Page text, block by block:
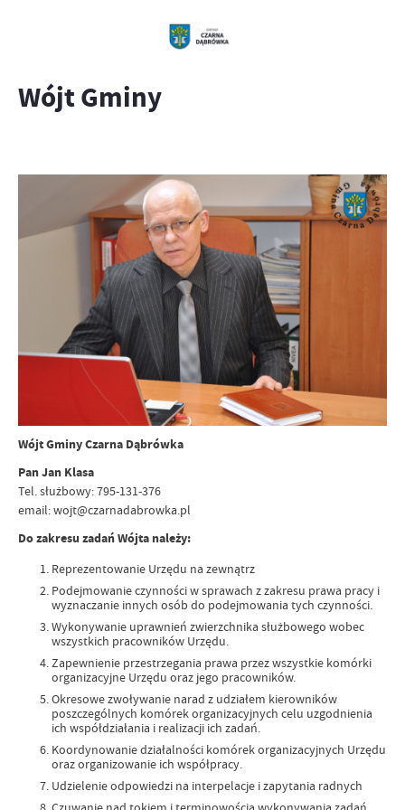
Wójt Gminy
Wójt Gminy Czarna Dąbrówka
Pan Jan Klasa
Tel. służbowy: 795-131-376
email: wojt@czarnadabrowka.pl
Do zakresu zadań Wójta należy:
Reprezentowanie Urzędu na zewnątrz
Podejmowanie czynności w sprawach z zakresu prawa pracy i
wyznaczanie innych osób do podejmowania tych czynności.
Wykonywanie uprawnień zwierzchnika służbowego wobec
wszystkich pracowników Urzędu.
Zapewnienie przestrzegania prawa przez wszystkie komórki
organizacyjne Urzędu oraz jego pracowników.
Okresowe zwoływanie narad z udziałem kierowników
poszczególnych komórek organizacyjnych celu uzgodnienia
ich współdziałania i realizacji ich zadań.
Koordynowanie działalności komórek organizacyjnych Urzędu
oraz organizowanie ich współpracy.
Udzielenie odpowiedzi na interpelacje i zapytania radnych